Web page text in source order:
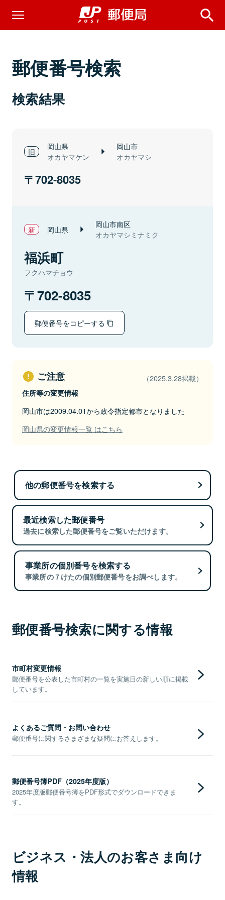
郵便番号検索
検索結果
岡山県
オカヤマケン
岡山市
オカヤマシ
702-8035
岡山県 岡山市南区
オカヤマシミナミク
福浜町
フクハマチョウ
702-8035
郵便番号をコピーする
ご注意 （2025.3.28掲載）
住所等の変更情報
岡山市は2009.04.01から政令指定都市となりました
岡山県の変更情報一覧 はこちら
他の郵便番号を検索する
最近検索した郵便番号
過去に検索した郵便番号をご覧いただけます。
事業所の個別番号を検索する
事業所の７けたの個別郵便番号をお調べします。
郵便番号検索に関する情報
市町村変更情報
郵便番号を公表した市町村の一覧を実施日の新しい順に掲載
しています。
よくあるご質問・お問い合わせ
郵便番号に関するさまざまな疑問にお答えします。
郵便番号簿PDF（2025年度版）
2025年度版郵便番号簿をPDF形式でダウンロードできま
す。
ビジネス・法人のお客さま向け
情報